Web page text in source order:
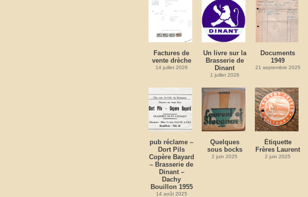
Factures de
vente drèche
14 juillet 2026
Un livre sur la
Brasserie de
Dinant
1 juillet 2026
Documents
1949
21 septembre 2025
pub réclame –
Dort Pils
Copère Bayard
– Brasserie de
Dinant –
Dachy
Bouillon 1955
14 août 2025
Quelques
sous bocks
2 juin 2025
Étiquette
Frères Laurent
2 juin 2025